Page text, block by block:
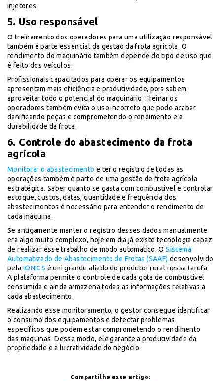
injetores.
5. Uso responsável
O treinamento dos operadores para uma utilização responsável
também é parte essencial da gestão da frota agrícola. O
rendimento do maquinário também depende do tipo de uso que
é feito dos veículos.
Profissionais capacitados para operar os equipamentos
apresentam mais eficiência e produtividade, pois sabem
aproveitar todo o potencial do maquinário. Treinar os
operadores também evita o uso incorreto que pode acabar
danificando peças e comprometendo o rendimento e a
durabilidade da frota.
6. Controle do abastecimento da frota
agrícola
Monitorar o abastecimento e ter o registro de todas as
operações também é parte de uma gestão de frota agrícola
estratégica. Saber quanto se gasta com combustível e controlar
estoque, custos, datas, quantidade e frequência dos
abastecimentos é necessário para entender o rendimento de
cada máquina.
Se antigamente manter o registro desses dados manualmente
era algo muito complexo, hoje em dia já existe tecnologia capaz
de realizar esse trabalho de modo automático. OSistema
Automatizado de Abastecimento de Frotas (SAAF) desenvolvido
pela IONICS é um grande aliado do produtor rural nessa tarefa.
A plataforma permite o controle de cada gota de combustível
consumida e ainda armazena todas as informações relativas a
cada abastecimento.
Realizando esse monitoramento, o gestor consegue identificar
o consumo dos equipamentos e detectar problemas
específicos que podem estar comprometendo o rendimento
das máquinas. Desse modo, ele garante a produtividade da
propriedade e a lucratividade do negócio.
Compartilhe esse artigo: